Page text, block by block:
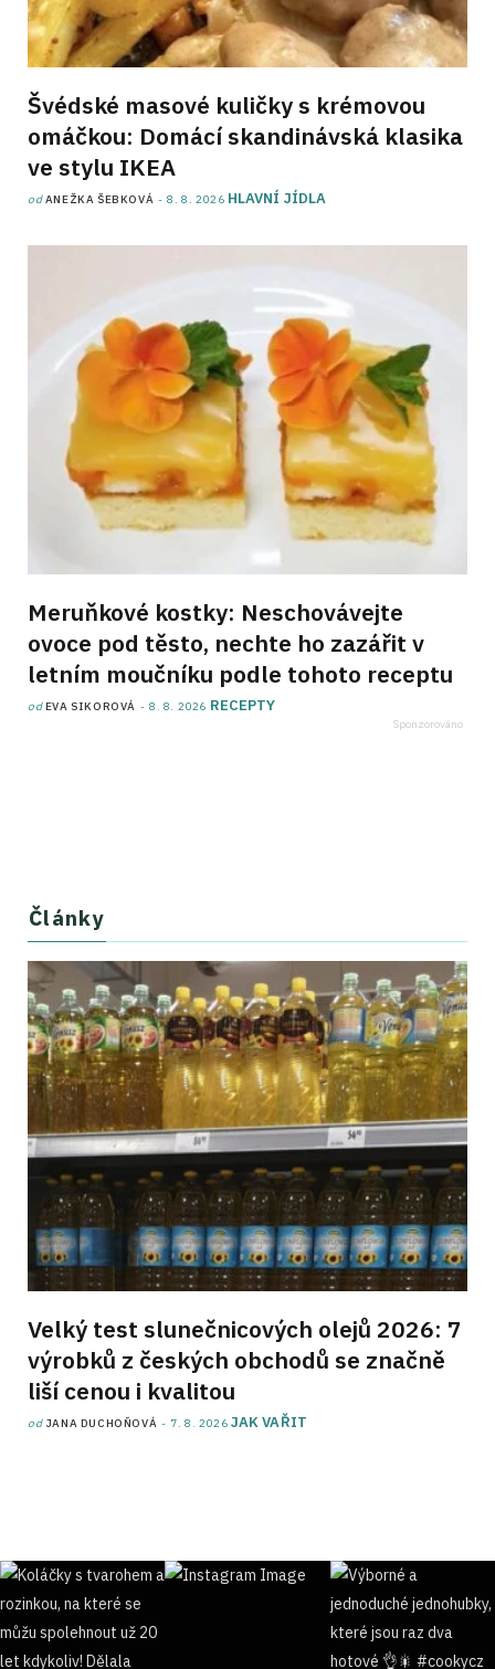
Švédské masové kuličky s krémovou
omáčkou: Domácí skandinávská klasika
ve stylu IKEA
odANEŽKA ŠEBKOVÁ 8. 8. 2026 HLAVNÍ JÍDLA
Meruňkové kostky: Neschovávejte
ovoce pod těsto, nechte ho zazářit v
letním moučníku podle tohoto receptu
odEVA SIKOROVÁ 8. 8. 2026 RECEPTY
Články
Velký test slunečnicových olejů 2026: 7
výrobků z českých obchodů se značně
liší cenou i kvalitou
od JANA DUCHOŇOVÁ 7. 8. 2026 JAK VAŘIT